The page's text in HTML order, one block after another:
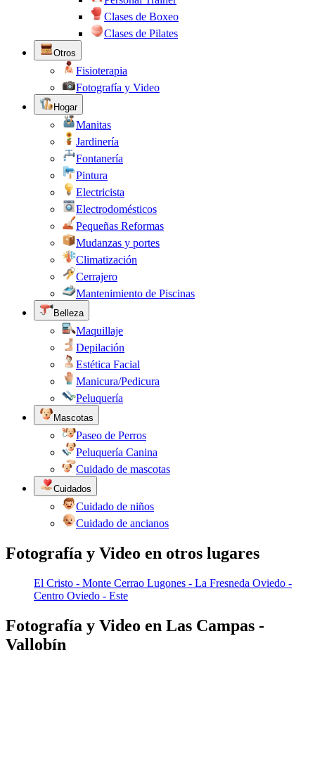
Clases de Boxeo
Clases de Pilates
Otros
Fisioterapia
Fotografía y Video
Hogar
Manitas
Jardinería
Fontanería
Pintura
Electricista
Electrodomésticos
Pequeñas Reformas
Mudanzas y portes
Climatización
Cerrajero
Mantenimiento de Piscinas
Belleza
Maquillaje
Depilación
Estética Facial
Manicura/Pedicura
Peluquería
Mascotas
Paseo de Perros
Peluquería Canina
Cuidado de mascotas
Cuidados
Cuidado de niños
Cuidado de ancianos
Fotografía y Video en otros lugares
El Cristo - Monte Cerrao Lugones - La Fresneda Oviedo -
Centro Oviedo - Este
Fotografía y Video en Las Campas -
Vallobín